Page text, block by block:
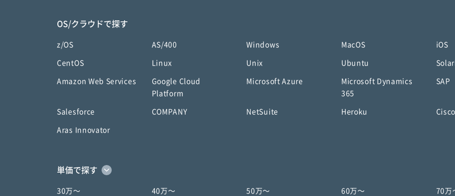
OS/クラウドで探す
z/OS AS/400 Windows MacOS iOS
CentOS Linux Unix Ubuntu
Amazon Web Services
Google Cloud
Platform
Microsoft Azure
Microsoft Dynamics
365
SAP
Salesforce COMPANY NetSuite Heroku Cisco
Aras Innovator
単価で探す
30万〜 40万〜 50万〜 60万〜 70万